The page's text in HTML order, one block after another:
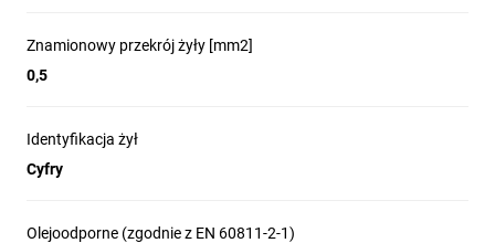
Znamionowy przekrój żyły [mm2]
0,5
Identyfikacja żył
Cyfry
Olejoodporne (zgodnie z EN 60811-2-1)